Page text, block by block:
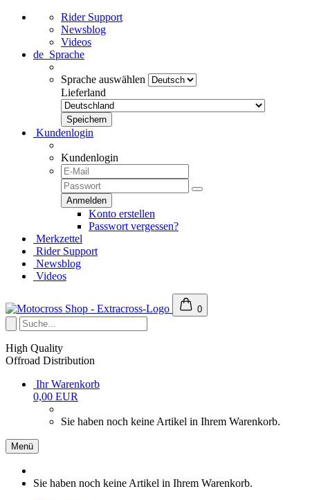
Rider Support
Newsblog
Videos
de Sprache
Sprache auswählen
Lieferland
Kundenlogin
Kundenlogin
Konto erstellen
Passwort vergessen?
Merkzettel
Rider Support
Newsblog
Videos
0
High Quality
Offroad Distribution
Ihr Warenkorb
0,00 EUR
Sie haben noch keine Artikel in Ihrem Warenkorb.
Menü
Sie haben noch keine Artikel in Ihrem Warenkorb.